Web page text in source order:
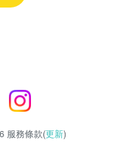
服務條款(更新)